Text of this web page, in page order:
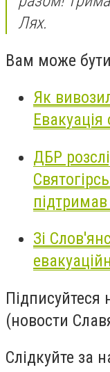
Лях.
Вам може
Як
ДБР
Зі
(новости
Слідкуйте за